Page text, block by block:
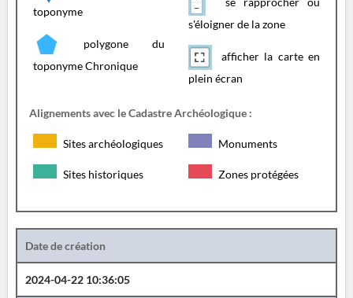
toponyme
polygone du
toponyme Chronique
s'éloigner de la zone
afficher la carte en
plein écran
Alignements avec le Cadastre Archéologique :
Sites archéologiques Monuments
Sites historiques Zones protégées
Date de création
2024-04-22 10:36:05